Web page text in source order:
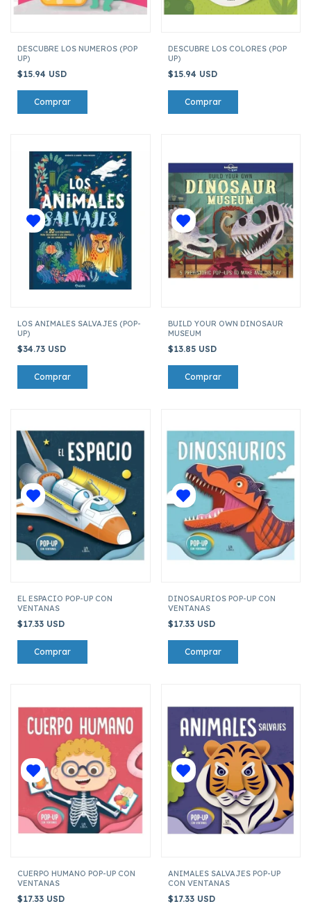
DESCUBRE LOS NUMEROS (POP
UP)
$15.94 USD
DESCUBRE LOS COLORES (POP
UP)
$15.94 USD
LOS ANIMALES SALVAJES (POP-
UP)
$34.73 USD
BUILD YOUR OWN DINOSAUR
MUSEUM
$13.85 USD
EL ESPACIO POP-UP CON
VENTANAS
$17.33 USD
DINOSAURIOS POP-UP CON
VENTANAS
$17.33 USD
CUERPO HUMANO POP-UP CON
VENTANAS
$17.33 USD
ANIMALES SALVAJES POP-UP
CON VENTANAS
$17.33 USD